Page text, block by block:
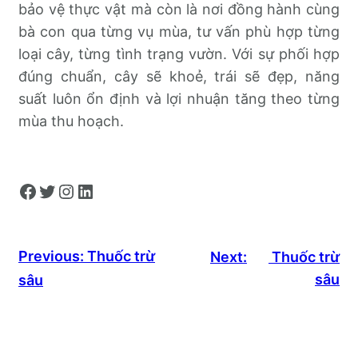
bảo vệ thực vật mà còn là nơi đồng hành cùng
bà con qua từng vụ mùa, tư vấn phù hợp từng
loại cây, từng tình trạng vườn. Với sự phối hợp
đúng chuẩn, cây sẽ khoẻ, trái sẽ đẹp, năng
suất luôn ổn định và lợi nhuận tăng theo từng
mùa thu hoạch.
Facebook Twitter Instagram LinkedIn
Previous: Thuốc trừ
sâu
Next:
Thuốc trừ
sâu